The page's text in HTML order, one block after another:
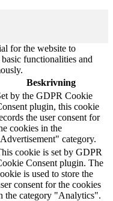
for the website to
functionalities and
Beskrivning
by the GDPR Cookie
plugin, this cookie
the user consent for
cookies in the
category.
cookie is set by GDPR
Consent plugin. The
is used to store the
consent for the cookies
the category "Analytics".